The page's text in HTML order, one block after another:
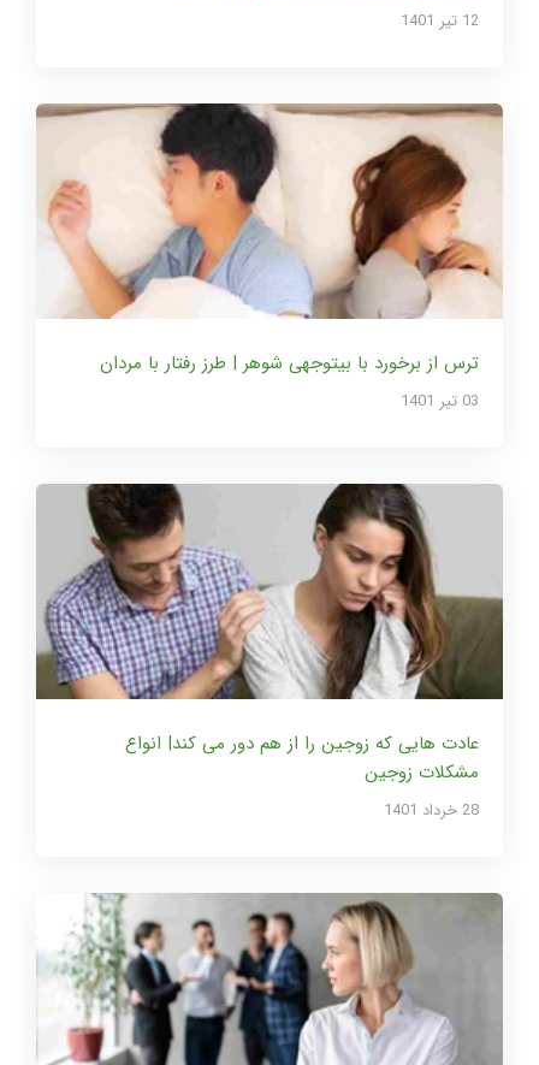
12 تير 1401
ترس از برخورد با بیتوجهی شوهر | طرز رفتار با مردان
03 تير 1401
عادت هایی که زوجین را از هم دور می کند| انواع
مشکلات زوجین
28 خرداد 1401